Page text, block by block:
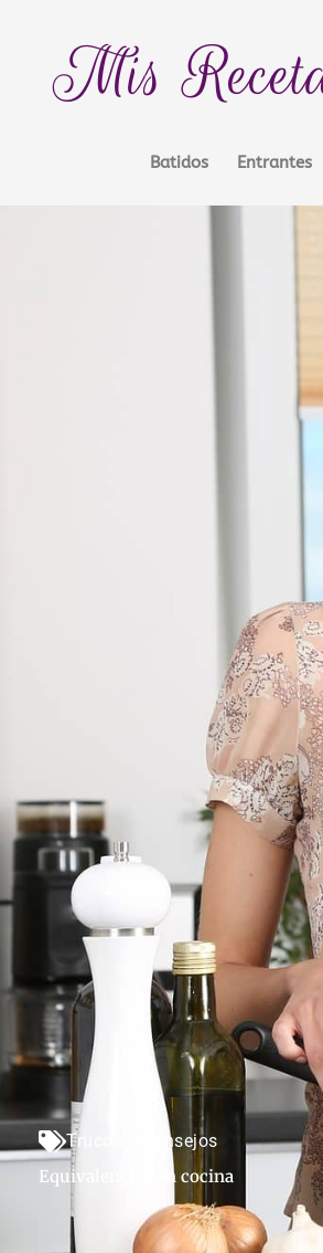
Mis
Batidos Entrantes
Trucos y Consejos
Equivalencias en cocina